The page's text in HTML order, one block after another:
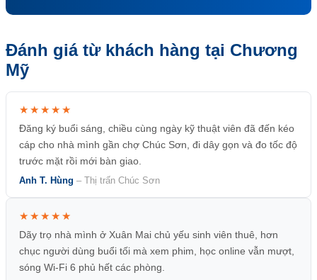
Đánh giá từ khách hàng tại Chương
Mỹ
★★★★★
Đăng ký buổi sáng, chiều cùng ngày kỹ thuật viên đã đến kéo
cáp cho nhà mình gần chợ Chúc Sơn, đi dây gọn và đo tốc độ
trước mặt rồi mới bàn giao.
Anh T. Hùng – Thị trấn Chúc Sơn
★★★★★
Dãy trọ nhà mình ở Xuân Mai chủ yếu sinh viên thuê, hơn
chục người dùng buổi tối mà xem phim, học online vẫn mượt,
sóng Wi-Fi 6 phủ hết các phòng.